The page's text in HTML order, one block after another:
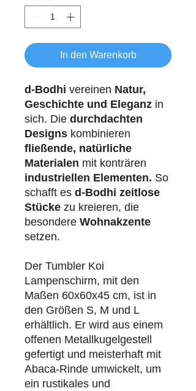
In den Warenkorb
d-Bodhi vereinen Natur,
Geschichte und Eleganz in
sich. Die durchdachten
Designs kombinieren
fließende, natürliche
Materialen mit konträren
industriellen Elementen. So
schafft es d-Bodhi zeitlose
Stücke zu kreieren, die
besondere Wohnakzente
setzen.
Der Tumbler Koi
Lampenschirm, mit den
Maßen 60x60x45 cm, ist in
den Größen S, M und L
erhältlich. Er wird aus einem
offenen Metallkugelgestell
gefertigt und meisterhaft mit
Abaca-Rinde umwickelt, um
ein rustikales und